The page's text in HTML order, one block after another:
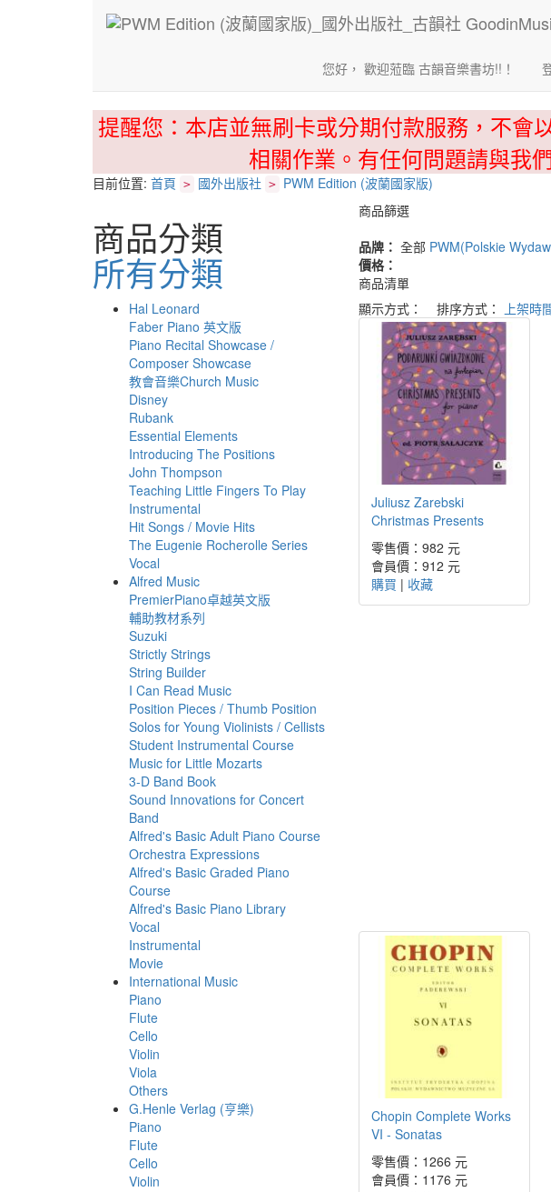
您好， 歡迎蒞臨 古韻音樂書坊!!！
提醒您：本店並無刷卡或分期付款服務，不會
相關作業。有任何問題請與我
目前位置: 首頁 > 國外出版社 > PWM Edition (波蘭國家版)
商品分類
所有分類
Hal Leonard
Faber Piano 英文版
Piano Recital Showcase /
Composer Showcase
教會音樂Church Music
Disney
Rubank
Essential Elements
Introducing The Positions
John Thompson
Teaching Little Fingers To Play
Instrumental
Hit Songs / Movie Hits
The Eugenie Rocherolle Series
Vocal
Alfred Music
PremierPiano卓越英文版
輔助教材系列
Suzuki
Strictly Strings
String Builder
I Can Read Music
Position Pieces / Thumb Position
Solos for Young Violinists / Cellists
Student Instrumental Course
Music for Little Mozarts
3-D Band Book
Sound Innovations for Concert
Band
Alfred's Basic Adult Piano Course
Orchestra Expressions
Alfred's Basic Graded Piano
Course
Alfred's Basic Piano Library
Vocal
Instrumental
Movie
International Music
Piano
Flute
Cello
Violin
Viola
Others
G.Henle Verlag (亨樂)
Piano
Flute
Cello
Violin
商品篩選
品牌： 全部 PWM(Polskie
價格：
商品清單
顯示方式：
排序方式： 上架時
Juliusz Zarebski
Christmas Presents
零售價：982 元
會員價：912 元
購買 | 收藏
Chopin Complete Works
VI - Sonatas
零售價：1266 元
會員價：1176 元